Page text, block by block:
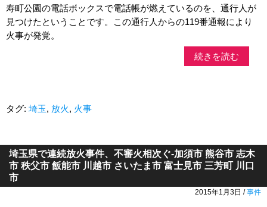
寿町公園の電話ボックスで電話帳が燃えているのを、通行人が
見つけたということです。この通行人からの119番通報により
火事が発覚。
続きを読む
タグ: 埼玉, 放火, 火事
埼玉県で連続放火事件、不審火相次ぐ-加須市 熊谷市 志木
市 秩父市 飯能市 川越市 さいたま市 富士見市 三芳町 川口
市
2015年1月3日 /事件